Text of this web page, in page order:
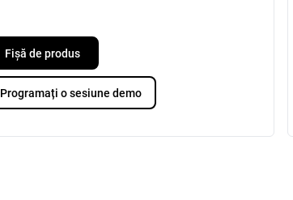
Fișă de produs
Programați o sesiune demo